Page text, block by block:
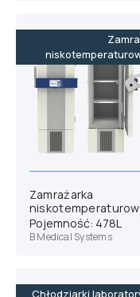
-
Zamrażarka
niskotemperaturowa
Medical Systems
Pojemność: 478L
B Medical Systems
Chłodziarki